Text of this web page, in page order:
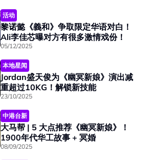
活动
黎诺懿《義和》争取限定华语对白！
Ali李佳芯曝对方有很多激情戏份！
05/12/2025
本地星闻
Jordan盛天俊为《幽冥新娘》演出减
重超过10KG！解锁新技能
23/10/2025
中港台新
大马帮 | 5 大点推荐《幽冥新娘》！
1900年代华工故事 + 冥婚
08/09/2025